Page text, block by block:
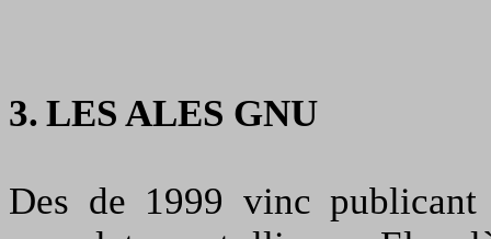
3. LES ALES GNU
Des de 1999 vinc